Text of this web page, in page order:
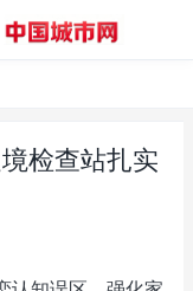
检查站扎实